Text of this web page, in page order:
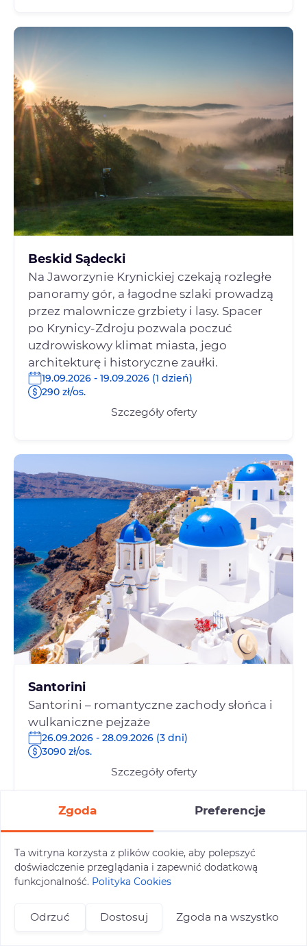
Beskid Sądecki
Na Jaworzynie Krynickiej czekają rozległe
panoramy gór, a łagodne szlaki prowadzą
przez malownicze grzbiety i lasy. Spacer
po Krynicy-Zdroju pozwala poczuć
uzdrowiskowy klimat miasta, jego
architekturę i historyczne zaułki.
19.09.2026 - 19.09.2026 (1 dzień)
290 zł/os.
Szczegóły oferty
Santorini
Santorini – romantyczne zachody słońca i
wulkaniczne pejzaże
26.09.2026 - 28.09.2026 (3 dni)
3090 zł/os.
Szczegóły oferty
Zgoda Preferencje
Ta witryna korzysta z plików cookie, aby polepszyć
doświadczenie przeglądania i zapewnić dodatkową
funkcjonalność. Polityka Cookies
Odrzuć Dostosuj Zgoda na wszystko